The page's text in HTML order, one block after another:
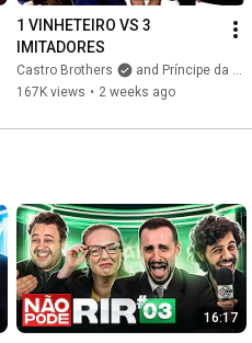
#naopoderir #tentenaorir #utc
1 VINHETEIRO VS 3
IMITADORES
Castro Brothers
and Príncipe da Burguesia
167K views • 2 weeks ago
16:17